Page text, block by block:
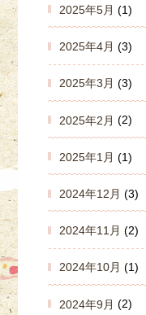
2025年5月 (1)
2025年4月 (3)
2025年3月 (3)
2025年2月 (2)
2025年1月 (1)
2024年12月 (3)
2024年11月 (2)
2024年10月 (1)
2024年9月 (2)